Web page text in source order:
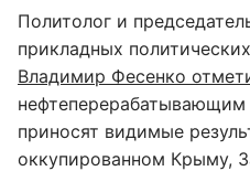
Политолог и
прикладных
Владимир Фесенко
приносят видимые
оккупированном Крыму,